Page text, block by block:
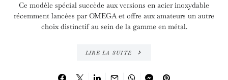
Ce modèle spécial succède aux versions en acier inoxydable
récemment lancées par OMEGA et offre aux amateurs un autre
choix distinctif au sein de la gamme en métal.
LIRE LA SUITE